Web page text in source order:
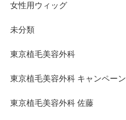
女性用ウィッグ
未分類
東京植毛美容外科
東京植毛美容外科 キャンペーン
東京植毛美容外科 佐藤